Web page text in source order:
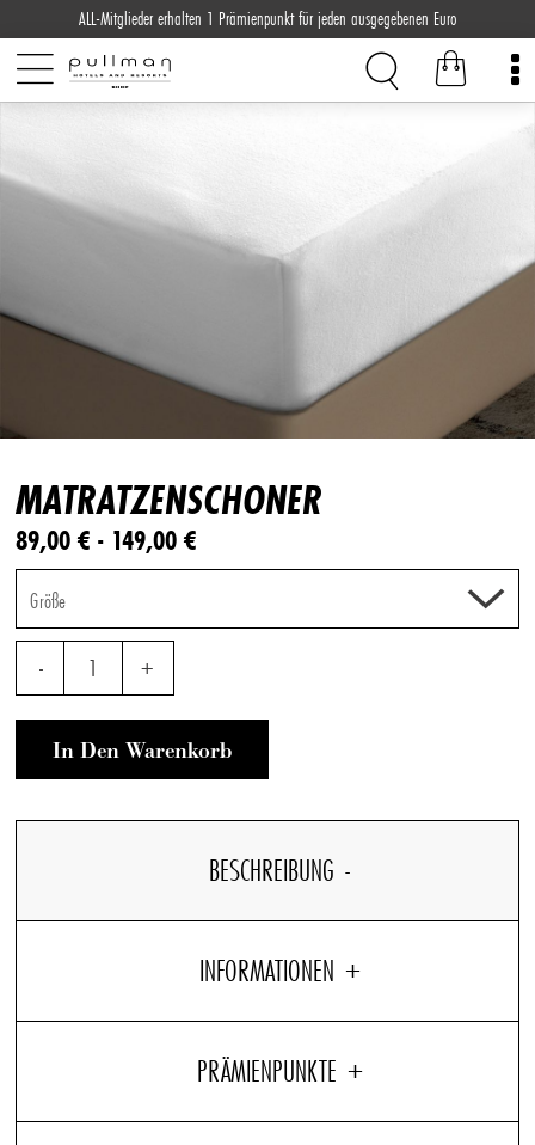
ALL-Mitglieder erhalten 1 Prämienpunkt für jeden ausgegebenen Euro
MATRATZENSCHONER
89,00 € - 149,00 €
Größe
- 1 +
In Den Warenkorb
BESCHREIBUNG
INFORMATIONEN